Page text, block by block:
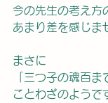
今の先生の考え方
あまり差を感じま
まさに
「三つ子の魂百ま
ことわざのようで